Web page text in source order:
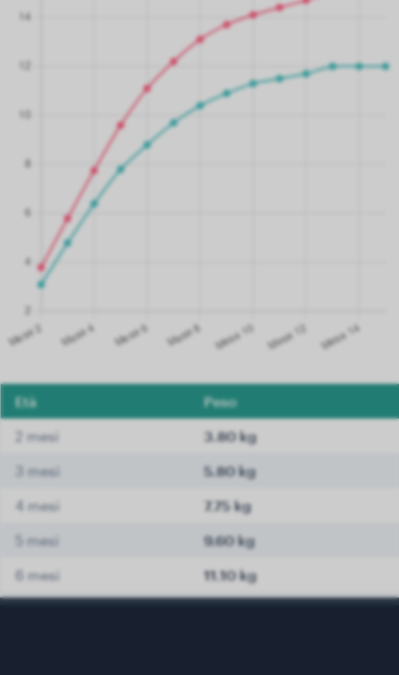
Età Peso
2 mesi 3.80 kg
3 mesi 5.80 kg
4 mesi 7.75 kg
5 mesi 9.60 kg
6 mesi 11.10 kg